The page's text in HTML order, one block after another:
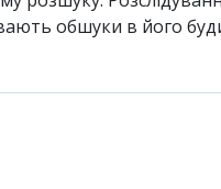
обшуки в його